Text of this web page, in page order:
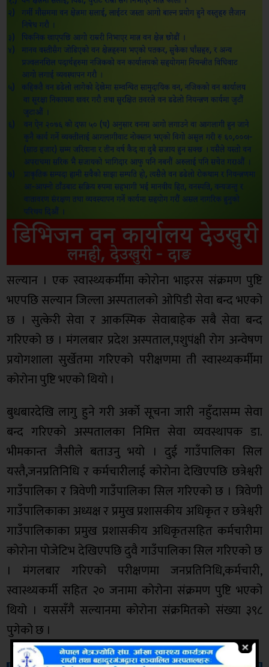
सल्यान । एक स्वास्थ्यकर्मीमा कोरोना भाइरस संक्रमण पुष्टि
भएपछि सल्यान जिल्ला अस्पतालको ओपिडी सेवा बन्द भएको
छ । सुत्केरी सेवा र आकस्मिक सेवाबाहेक सबै सेवा बन्द
गरिएको छ । मंगलबार प्रदेश अस्पताल,पशुपंक्षी रोग अन्वेषण
प्रयोगशाला सुर्खेतमा गरिएको परीक्षणमा ती स्वास्थ्यकर्मीमा
कोरोना पुष्टि भएको थियो ।
बुधबारदेखि लागु हुने गरी अर्को सूचना जारी नहुँदासम्म सेवा
बन्द गरिएको अस्पतालका निमित्त सेवा व्यवस्थापक डा.
भीमकान्त जैसीले बताउनु भयो । दुई गाउँपालिका सिल
यस्तै,जनप्रतिनिधि र कर्मचारीलाई कोरोना देखिएपछि छत्रेश्वरी
गाउँपालिका र त्रिवेणी गाउँपालिका सिल गरिएको छ । त्रिवेणी
गाउँपालिकाका अध्यक्ष र प्रमुख प्रशासकीय अधिकृत र छत्रेश्वरी
गाउँपालिकाका प्रमुख प्रशासकीय अधिकृतसहित कर्मचारीमा
कोरोना पोजेटिभ देखिएपछि दुवै गाउँपालिका सिल गरिएको छ
। मंगलबार गरिएको परीक्षणमा जनप्रतिनिधि,कर्मचारी,
स्वास्थ्यकर्मी सहित २० जनामा कोरोना संक्रमण पुष्टि भएको
थियो । यससँगै सल्यानमा कोरोना संक्रमितको संख्या ३९८
पुगेको छ ।